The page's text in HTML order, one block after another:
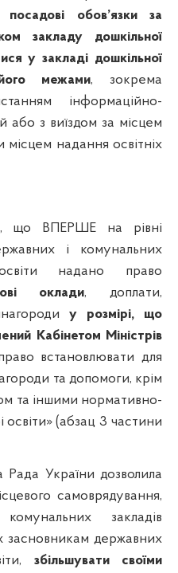
посадові обов’язки за
закладу дошкільної
у закладі дошкільної
межами, зокрема
інформаційно-
або з виїздом за місцем
надання освітніх
що ВПЕРШЕ на рівні
і комунальних
надано право
оклади, доплати,
у розмірі, що
Кабінетом Міністрів
встановлювати для
та допомоги, крім
та іншими нормативно-
(абзац 3 частини
України дозволила
самоврядування,
закладів
засновникам державних
збільшувати своїми